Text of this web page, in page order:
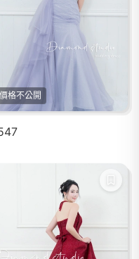
價格不公開